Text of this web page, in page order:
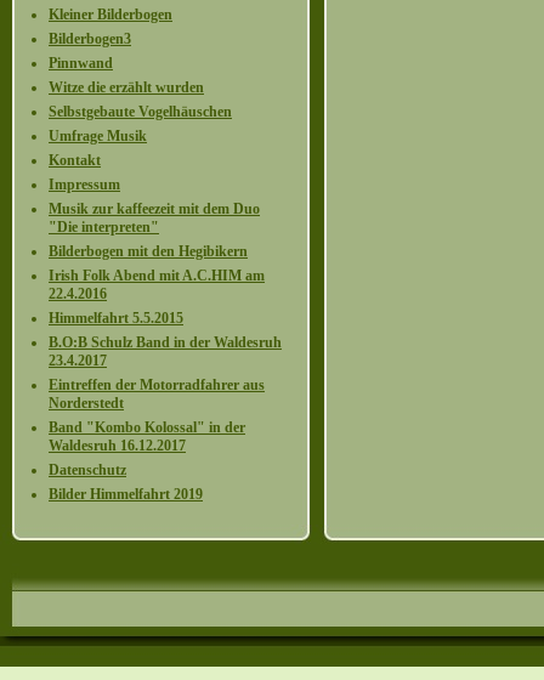
Kleiner Bilderbogen
Bilderbogen3
Pinnwand
Witze die erzählt wurden
Selbstgebaute Vogelhäuschen
Umfrage Musik
Kontakt
Impressum
Musik zur kaffeezeit mit dem Duo
"Die interpreten"
Bilderbogen mit den Hegibikern
Irish Folk Abend mit A.C.HIM am
22.4.2016
Himmelfahrt 5.5.2015
B.O:B Schulz Band in der Waldesruh
23.4.2017
Eintreffen der Motorradfahrer aus
Norderstedt
Band "Kombo Kolossal" in der
Waldesruh 16.12.2017
Datenschutz
Bilder Himmelfahrt 2019